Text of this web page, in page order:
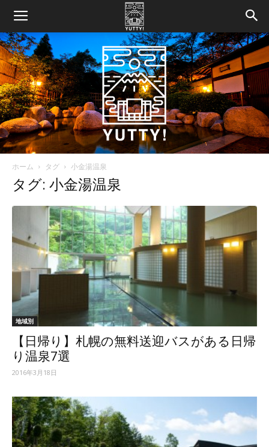
【ユ
ッ
テ
ィ】
ホーム タグ 小金湯温泉
タグ: 小金湯温泉
地域別
【日帰り】札幌の無料送迎バスがある日帰
り温泉7選
2016年3月18日